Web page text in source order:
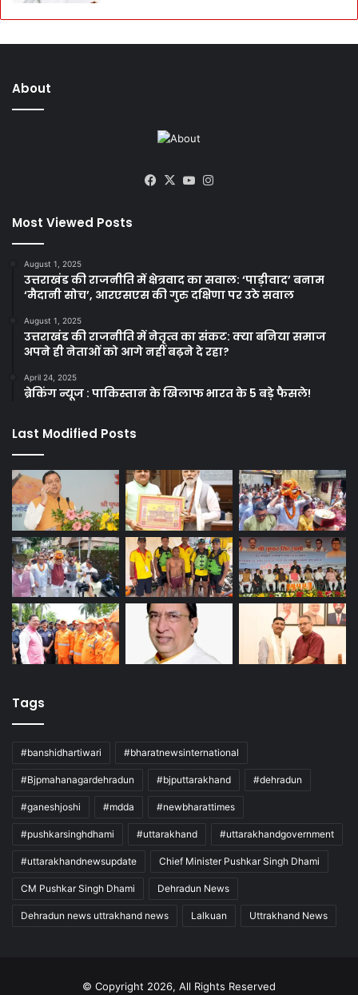
About
Facebook
X YouTube
Most Viewed Posts
August 1, 2025
उत्तराखंड की राजनीति में क्षेत्रवाद का सवाल: ‘पाड़ीवाद’ बनाम
‘मैदानी सोच’, आरएसएस की गुरु दक्षिणा पर उठे सवाल
August 1, 2025
उत्तराखंड की राजनीति में नेतृत्व का संकट: क्या बनिया समाज
अपने ही नेताओं को आगे नहीं बढ़ने दे रहा?
April 24, 2025
ब्रेकिंग न्यूज : पाकिस्तान के खिलाफ भारत के 5 बड़े फैसले!
Last Modified Posts
Tags
#banshidhartiwari #bharatnewsinternational
#Bjpmahanagardehradun #bjputtarakhand #dehradun
#ganeshjoshi #mdda #newbharattimes
#pushkarsinghdhami #uttarakhand #uttarakhandgovernment
#uttarakhandnewsupdate Chief Minister Pushkar Singh Dhami
CM Pushkar Singh Dhami Dehradun News
Dehradun news uttrakhand news Lalkuan Uttrakhand News
© Copyright 2026, All Rights Reserved